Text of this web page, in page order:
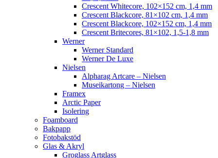
Crescent Whitecore, 102×152 cm, 1,4 mm
Crescent Blackcore, 81×102 cm, 1,4 mm
Crescent Blackcore, 102×152 cm, 1,4 mm
Crescent Britecores, 81×102, 1,5-1,8 mm
Werner
Werner Standard
Werner De Luxe
Nielsen
Alpharag Artcare – Nielsen
Museikartong – Nielsen
Framex
Arctic Paper
Isolering
Foamboard
Bakpapp
Fotobakstöd
Glas & Akryl
Groglass Artglass